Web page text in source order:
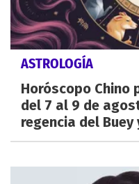
ASTROLOGÍA
Horóscopo Chino
del 7 al 9 de
regencia del Buey